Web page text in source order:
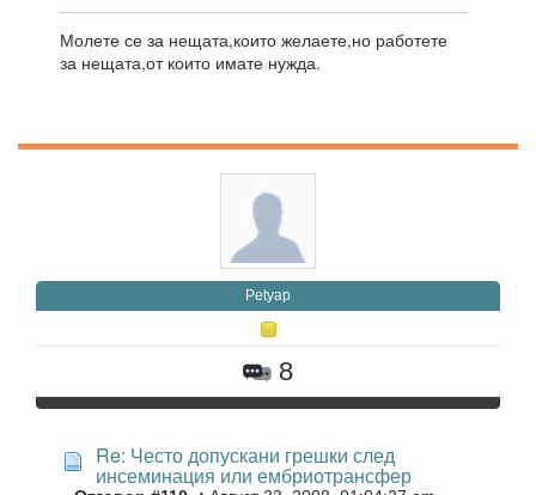
Молете се за нещата,които желаете,но работете
за нещата,от които имате нужда.
Petyap
8
Re: Често допускани грешки след
инсеминация или ембриотрансфер